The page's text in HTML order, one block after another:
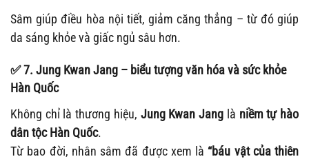
Sâm giúp điều hòa nội tiết, giảm căng thẳng – từ đó giúp
da sáng khỏe và giấc ngủ sâu hơn.
✅7. Jung Kwan Jang – biểu tượng văn hóa và sức khỏe
Hàn Quốc
Không chỉ là thương hiệu, Jung Kwan Jang là niềm tự hào
dân tộc Hàn Quốc.
Từ bao đời, nhân sâm đã được xem là “báu vật của thiên